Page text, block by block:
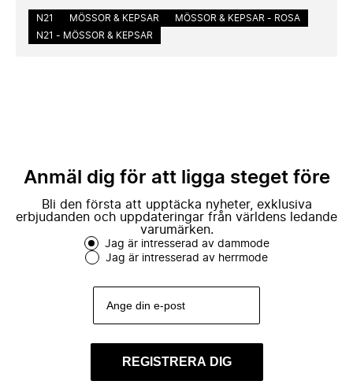
N21 MÖSSOR & KEPSAR
MÖSSOR & KEPSAR - ROSA
N21 - MÖSSOR & KEPSAR
Anmäl dig för att ligga steget före
Bli den första att upptäcka nyheter, exklusiva
erbjudanden och uppdateringar från världens ledande
varumärken.
Jag är intresserad av dammode
Jag är intresserad av herrmode
REGISTRERA DIG